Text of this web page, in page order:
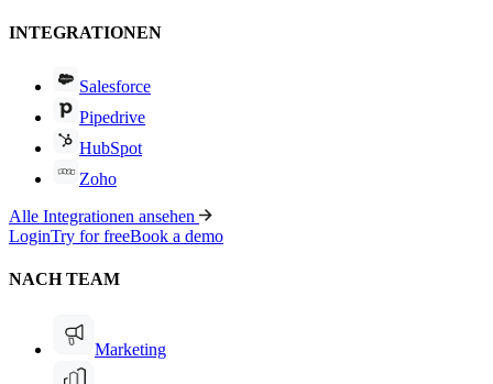
INTEGRATIONEN
Salesforce
Pipedrive
HubSpot
Zoho
Alle Integrationen ansehen
LoginTry for freeBook a demo
NACH TEAM
Marketing